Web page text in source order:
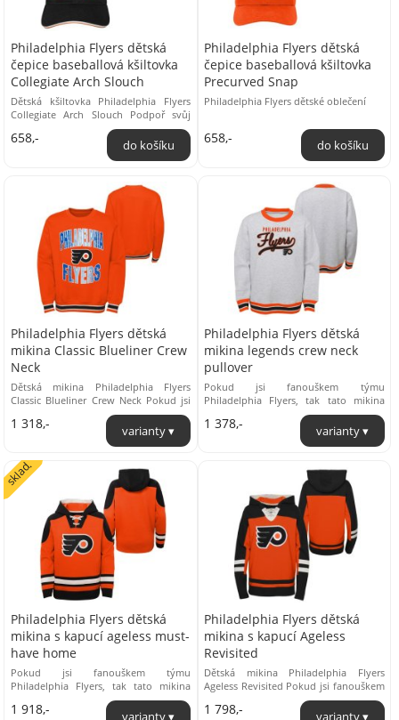
Philadelphia Flyers dětská
čepice baseballová kšiltovka
Collegiate Arch Slouch
Dětská kšiltovka Philadelphia Flyers
Collegiate Arch Slouch Podpoř svůj
oblíbený tým a nos všude s sebou tuto
kšiltovku ...
658,-
Philadelphia Flyers dětská
čepice baseballová kšiltovka
Precurved Snap
Philadelphia Flyers dětské oblečení
658,-
Philadelphia Flyers dětská
mikina Classic Blueliner Crew
Neck
Dětská mikina Philadelphia Flyers
Classic Blueliner Crew Neck Pokud jsi
fanouškem týmu Philadelphia Flyers,
tak tato ...
1 318,-
Philadelphia Flyers dětská
mikina legends crew neck
pullover
Pokud jsi fanouškem týmu
Philadelphia Flyers, tak tato mikina
kolekce Legends Crew Neck Pullover je
přímo pro tebe! Hřejivý ...
1 378,-
Philadelphia Flyers dětská
mikina s kapucí ageless must-
have home
Pokud jsi fanouškem týmu
Philadelphia Flyers, tak tato mikina
kolekce Must Have Home je přímo pro
tebe! Hřejivý příjemný ...
sklad.
1 918,-
Philadelphia Flyers dětská
mikina s kapucí Ageless
Revisited
Dětská mikina Philadelphia Flyers
Ageless Revisited Pokud jsi fanouškem
týmu Philadelphia Flyers, tak tato
mikina kolekce ...
1 798,-